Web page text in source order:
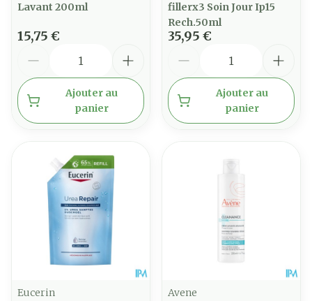
Lavant 200ml
15,75 €
Ajouter au
panier
fillerx3 Soin Jour Ip15
Rech.50ml
35,95 €
Ajouter au
panier
Eucerin
Avene